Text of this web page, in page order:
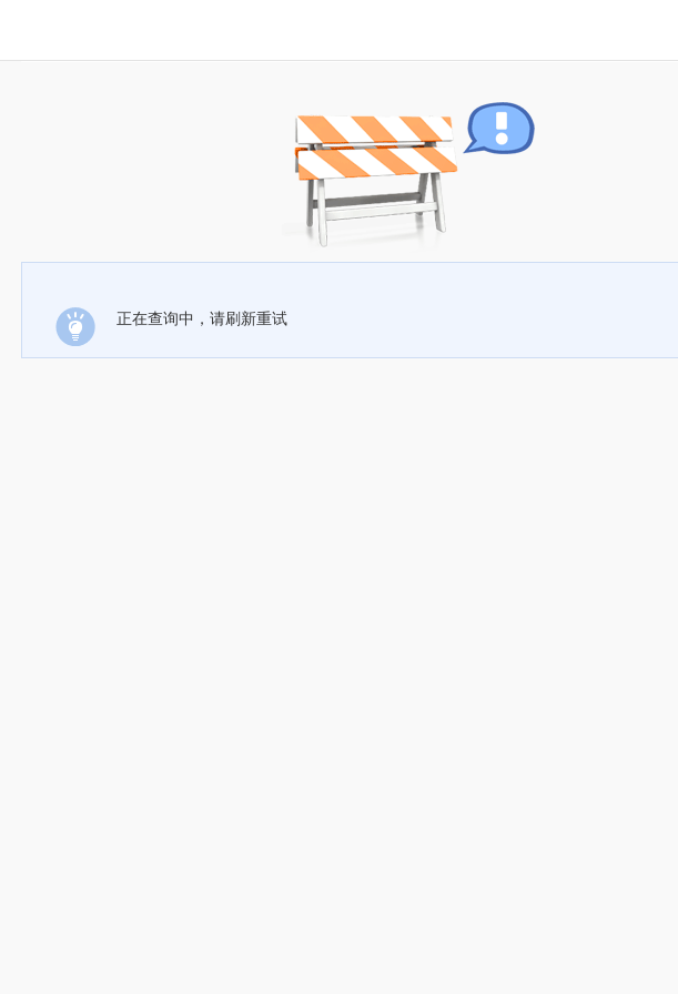
正在查询中，请刷新重试